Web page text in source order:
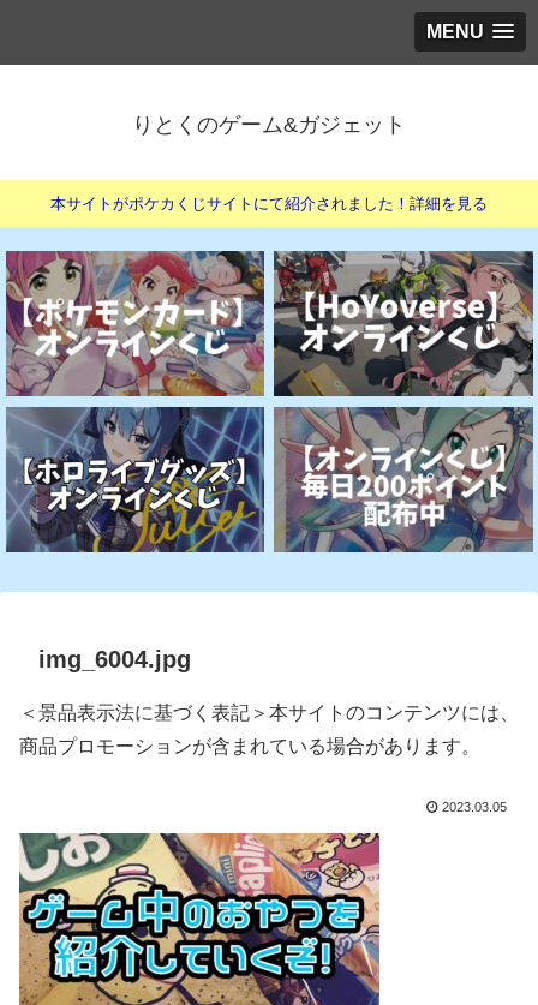
MENU
りとくのゲーム&ガジェット
本サイトがポケカくじサイトにて紹介されました！詳細を見る
img_6004.jpg
＜景品表示法に基づく表記＞本サイトのコンテンツには、
商品プロモーションが含まれている場合があります。
2023.03.05